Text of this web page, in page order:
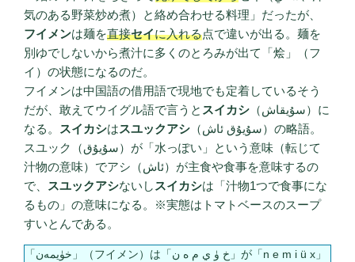
気のある野菜炒め煮）と絡め合わせる料理」だったが、
フイメンは麺を直接セイに入れる点で違いが出る。麺を
別ゆでしないから煮汁に多くのとろみが出て「烩」（フ
イ）の状態になるのだ。
フイメンは中国語の借用語で現地でも定着しているそう
だが、敢えてウイグル語で言うと スイカシ （سۇيقاش）に
なる。
スイカシはスユックアシ （سۇيۇق ئاش）の略語。
スユック（سۇيۇق）が「水っぽい」という意味（転じて
汁物の意味）でアシ（ئاش）が主食や食事を意味するの
で、
スユックアシないし スイカシは「汁物1つで食事にな
るもの」の意味になる。※実態はトマトベースのスープ
すいとんである。
「خۈيمەن」（フイメン）は「خ ۈ ي م ە ن」が「n e m i ü x」